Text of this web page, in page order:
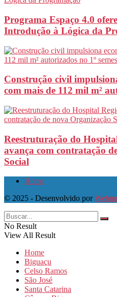
Programa Espaço 4.0
Introdução à Lógica da
Construção civil
com mais de 112 mil m²
Reestruturação do
avança com contratação
Social
Home
© 2025 - Desenvolvido por
No Result
View All Result
Home
Biguaçu
Celso Ramos
São José
Santa Catarina